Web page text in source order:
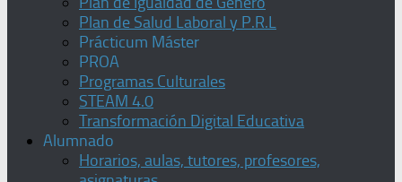
Plan de Salud Laboral y P.R.L
Prácticum Máster
PROA
Programas Culturales
STEAM 4.0
Transformación Digital Educativa
Alumnado
Horarios, aulas, tutores, profesores,